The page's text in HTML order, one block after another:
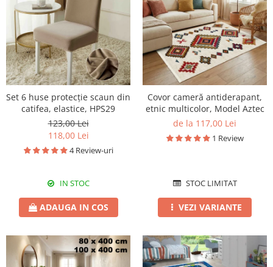
Set 6 huse protecție scaun din
catifea, elastice, HPS29
123,00 Lei
118,00 Lei
4 Review-uri
IN STOC
ADAUGA IN COS
Covor cameră antiderapant,
etnic multicolor, Model Aztec
de la 117,00 Lei
1 Review
STOC LIMITAT
VEZI VARIANTE